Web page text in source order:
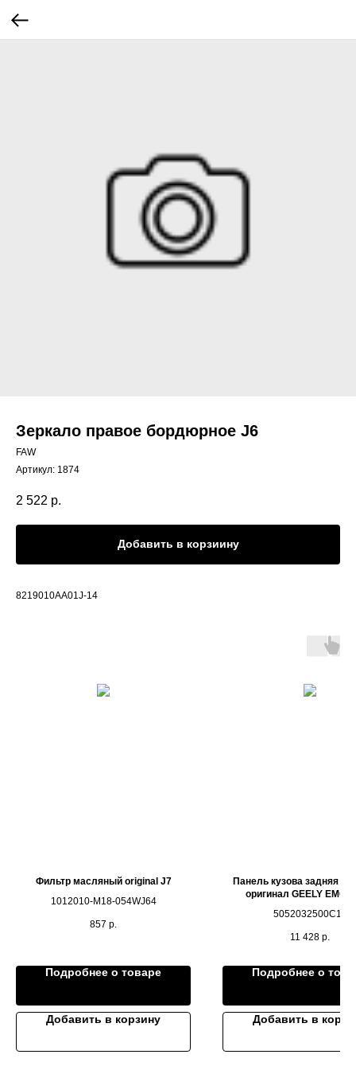
Зеркало правое бордюрное J6
FAW
Артикул: 1874
2 522 р.
Добавить в корзиину
8219010AA01J-14
Фильтр масляный original J7
1012010-M18-054WJ64
857 р.
Подробнее о товаре
Добавить в корзину
Панель кузова задняя в
оригинал GEELY
5052032500C15
11 428 р.
Подробнее о
Добавить в